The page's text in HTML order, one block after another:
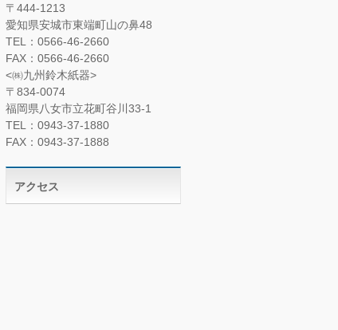
〒444-1213
愛知県安城市東端町山の鼻48
TEL：0566-46-2660
FAX：0566-46-2660
<㈱九州鈴木紙器>
〒834-0074
福岡県八女市立花町谷川33-1
TEL：0943-37-1880
FAX：0943-37-1888
アクセス